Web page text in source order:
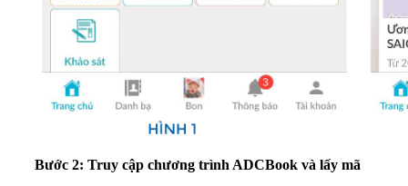
Bước 2: Truy cập chương trình ADCBook và lấy mã